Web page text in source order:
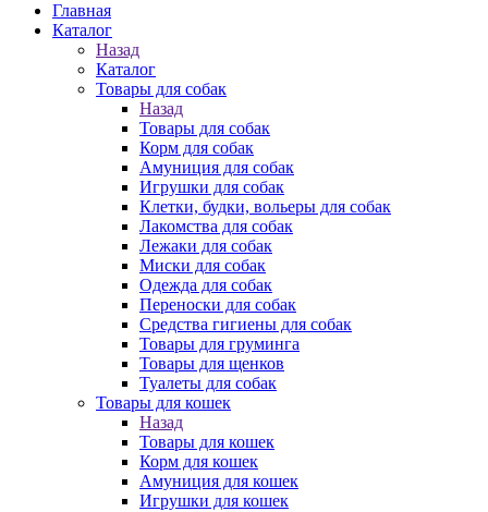
Главная
Каталог
Назад
Каталог
Товары для собак
Назад
Товары для собак
Корм для собак
Амуниция для собак
Игрушки для собак
Клетки, будки, вольеры для собак
Лакомства для собак
Лежаки для собак
Миски для собак
Одежда для собак
Переноски для собак
Средства гигиены для собак
Товары для груминга
Товары для щенков
Туалеты для собак
Товары для кошек
Назад
Товары для кошек
Корм для кошек
Амуниция для кошек
Игрушки для кошек